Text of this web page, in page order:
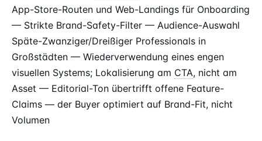
App-Store-Routen und Web-Landings für Onboarding
— Strikte Brand-Safety-Filter — Audience-Auswahl
Späte-Zwanziger/Dreißiger Professionals in
Großstädten — Wiederverwendung eines engen
visuellen Systems; Lokalisierung am CTA, nicht am
Asset — Editorial-Ton übertrifft offene Feature-
Claims — der Buyer optimiert auf Brand-Fit, nicht
Volumen